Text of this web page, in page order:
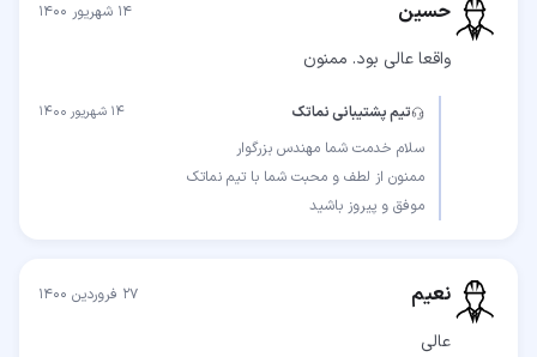
حسین ۱۴ شهریور ۱۴۰۰
واقعا عالی بود. ممنون
تیم پشتیبانی نماتک ۱۴ شهریور ۱۴۰۰
موفق و پیروز باشید
نعیم ۲۷ فروردین ۱۴۰۰
عالی